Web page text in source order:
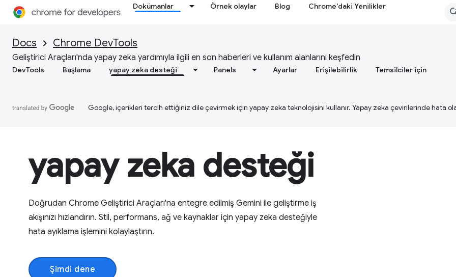
Dokümanlar Örnek olaylar Blog Chrome'daki Yenilikler
Docs Chrome DevTools
Geliştirici Araçları'nda yapay zeka yardımıyla ilgili en son haberleri ve kullanım alanlarını keşfedin
DevTools Başlama yapay zeka desteği Panels Ayarlar Erişilebilirlik Temsilciler için
Google, içerikleri tercih ettiğiniz dile çevirmek için yapay zeka teknolojisini kullanır. Yapay zeka çevirilerinde hata
yapay zeka desteği
Doğrudan Chrome Geliştirici Araçları'na entegre edilmiş Gemini ile geliştirme iş
akışınızı hızlandırın. Stil, performans, ağ ve kaynaklar için yapay zeka desteğiyle
hata ayıklama işlemini kolaylaştırın.
Şimdi dene